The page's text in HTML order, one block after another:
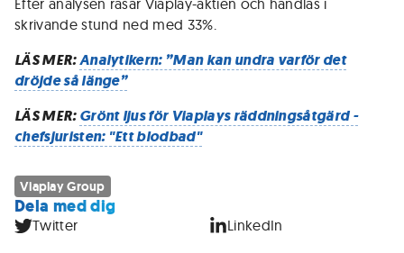
Efter analysen rasar Viaplay-aktien och handlas i
skrivande stund ned med 33%.
LÄS MER:Analytikern: ”Man kan undra varför det
dröjde så länge”
LÄS MER:Grönt ljus för Viaplays räddningsåtgärd -
chefsjuristen: "Ett blodbad"
Viaplay Group
Dela med dig
Twitter LinkedIn